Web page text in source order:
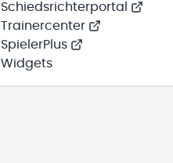
Schiedsrichterportal
Trainercenter
SpielerPlus
Widgets